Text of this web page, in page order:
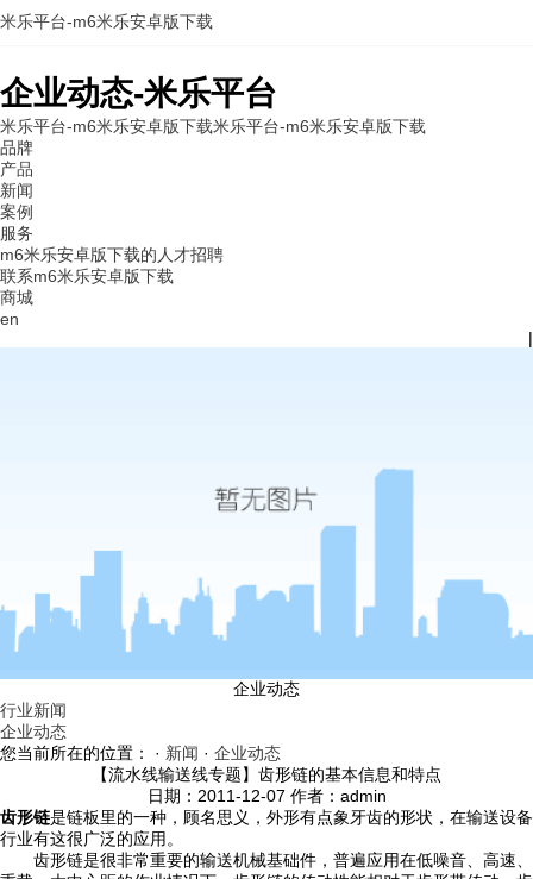
企业动态-米乐平台
米乐平台-m6米乐安卓版下载米乐平台-m6米乐安卓版下载
品牌
产品
新闻
案例
服务
m6米乐安卓版下载的人才招聘
联系m6米乐安卓版下载
商城
en
|
米乐平台-m6米乐安卓版下载
企业动态
行业新闻
企业动态
您当前所在的位置： · 新闻 · 企业动态
【流水线输送线专题】齿形链的基本信息和特点
日期：2011-12-07 作者：admin
齿形链是链板里的一种，顾名思义，外形有点象牙齿的形状，在输送设备
行业有这很广泛的应用。
齿形链是很非常重要的输送机械基础件，普遍应用在低噪音、高速、